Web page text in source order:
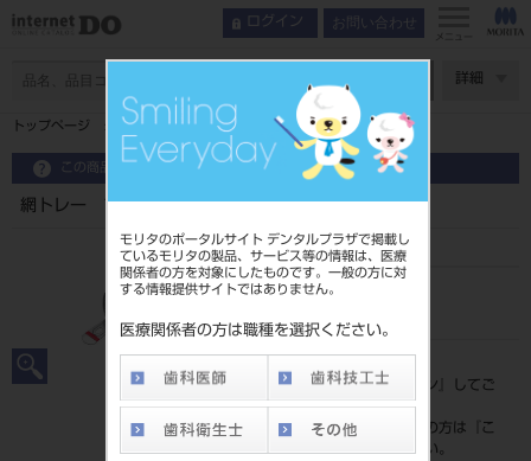
モリタのポータルサイト デンタルプラザで掲載し
ているモリタの製品、サービス等の情報は、医療
関係者の方を対象にしたものです。一般の方に対
する情報提供サイトではありません。
医療関係者の方は職種を選択ください。
ログイン お問い合わせ
メニュー
詳細
トップページ 網トレー プレミアム 片顎用 （＃１２ ＃１３）
この商品に関するお問い合わせ
網トレー プレミアム 片顎用 （＃１２ ＃１３）
品目コード
価格の確認は『ログイン
』してご
覧ください。
ネット会員登録がまだの方は『
こ
ちら』より登録ください。